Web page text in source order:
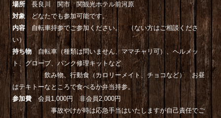
場所
長良川 関市 関観光ホテル前河原
対象どなたでも参加可能です。
内容自転車持参でご参加ください。 （ない方はご相談くださ
い）
持ち物自転車（種類は問いません、ママチャリ可）、ヘルメッ
ト、グローブ、パンク修理キットなど
飲み物、行動食（カロリーメイト、チョコなど） お昼
はテキトーなところで食べるか弁当持参。
参加費会員1,000円 非会員2,000円
事故やけが時は応急手当はいたしますが自己責任でご